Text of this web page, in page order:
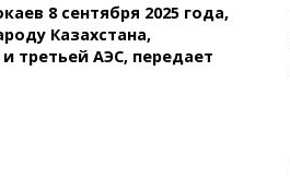
8 сентября 2025 года,
Казахстана,
третьей АЭС, передает